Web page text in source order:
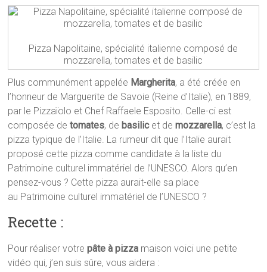
Pizza Napolitaine, spécialité italienne composé de
mozzarella, tomates et de basilic
Plus communément appelée Margherita, a été créée en
l’honneur de Marguerite de Savoie (Reine d’Italie), en 1889,
par le Pizzaïolo et Chef Raffaele Esposito. Celle-ci est
composée de tomates, de basilicet demozzarella, c’est la
pizza typique de l’Italie. La rumeur dit que l’Italie aurait
proposé cette pizza comme candidate à la liste du
Patrimoine culturel immatériel de l’UNESCO. Alors qu’en
pensez-vous ? Cette pizza aurait-elle sa place
au Patrimoine culturel immatériel de l’UNESCO ?
Recette :
Pour réaliser votrepâte à pizza maison voici une petite
vidéo qui, j’en suis sûre, vous aidera :